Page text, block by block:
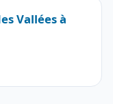
Vallées à